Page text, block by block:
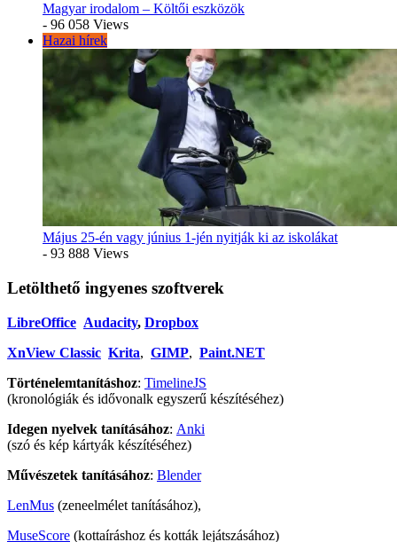
Magyar irodalom – Költői eszközök
- 96 058 Views
Hazai hírek
Május 25-én vagy június 1-jén nyitják ki az iskolákat
- 93 888 Views
Letölthető ingyenes szoftverek
LibreOffice Audacity, Dropbox
XnView Classic Krita, GIMP, Paint.NET
Történelemtanításhoz: TimelineJS
(kronológiák és idővonalk egyszerű készítéséhez)
Idegen nyelvek tanításához: Anki
(szó és kép kártyák készítéséhez)
Művészetek tanításához: Blender
LenMus (zeneelmélet tanításához),
MuseScore (kottaíráshoz és kották lejátszásához)